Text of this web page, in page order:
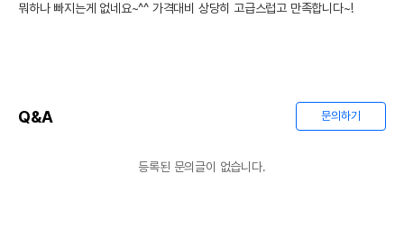
뭐하나 빠지는게 없네요~^^ 가격대비 상당히 고급스럽고 만족합니다~!
Q&A 문의하기
등록된 문의글이 없습니다.